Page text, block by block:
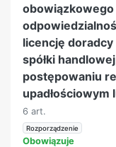
licencję
spółki
postępowaniu
upadłościowym
6 art.
Rozporządzenie
Obowiązuje